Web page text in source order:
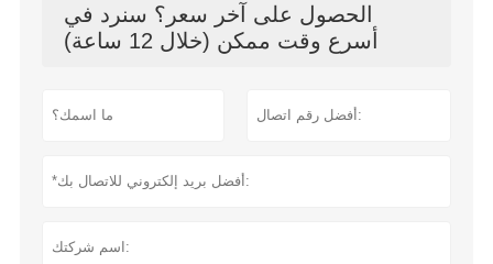
الحصول على آخر سعر؟ سنرد في
أسرع وقت ممكن (خلال 12 ساعة)